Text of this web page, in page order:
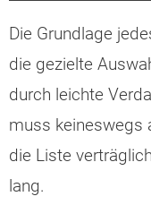
Die Grundlage
die gezielte
durch leichte
muss keineswegs
die Liste
lang.